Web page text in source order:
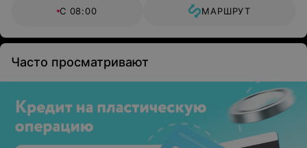
С 08:00 МАРШРУТ
Часто просматривают